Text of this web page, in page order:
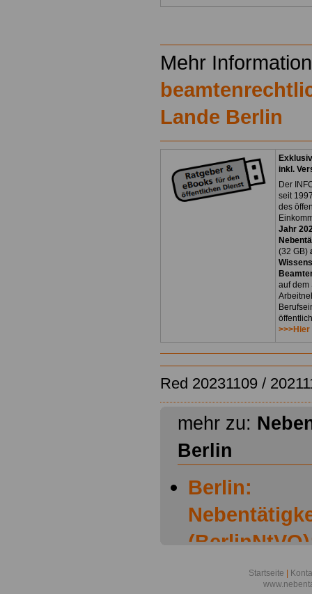
Mehr
Lande Berlin
inkl.
Der
seit
des
Jahr
(32 GB)
auf dem
Red 20231109 /
mehr zu:
Berlin
Berlin:
Startseite